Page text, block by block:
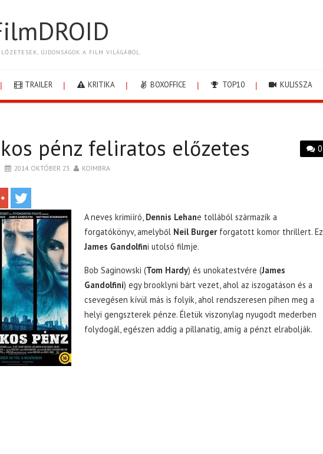
ÚJDONSÁGOK A FILM VILÁGÁBÓL.
TRAILER KRITIKA BOXOFFICE TOP10 KULISSZA
0
pénz feliratos előzetes
2014. OKTÓBER 23. KOIMBRA
A neves krimiíró, Dennis Lehane tollából származik a
forgatókönyv, amelyből Neil Burgerforgatott komor thrillert. Ez
James Gandolfini utolsó filmje.
Bob Saginowski (Tom Hardy) és unokatestvére (James
Gandolfini) egy brooklyni bárt vezet, ahol az iszogatáson és a
csevegésen kívül más is folyik, ahol rendszeresen pihen meg a
helyi gengszterek pénze. Életük viszonylag nyugodt mederben
folydogál, egészen addig a pillanatig, amíg a pénzt elrabolják.